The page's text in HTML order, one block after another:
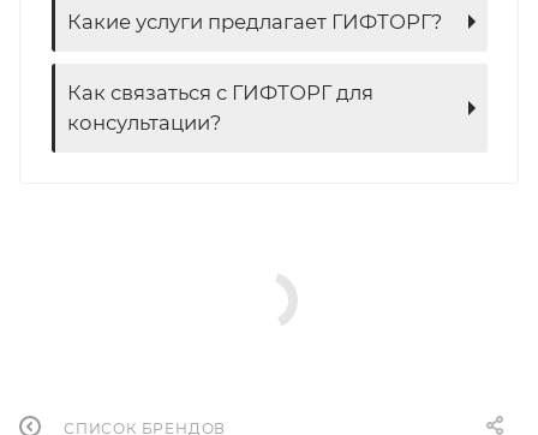
Какие услуги предлагает ГИФТОРГ?
Как связаться с ГИФТОРГ для
консультации?
СПИСОК БРЕНДОВ